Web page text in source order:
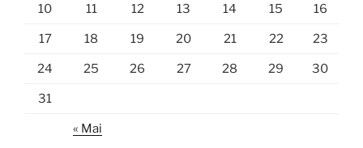
10 11 12 13 14 15 16
17 18 19 20 21 22 23
24 25 26 27 28 29 30
31
« Mai